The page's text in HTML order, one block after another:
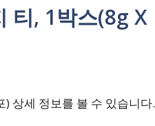
티, 1박스(8g X
상세 정보를 볼 수 있습니다.